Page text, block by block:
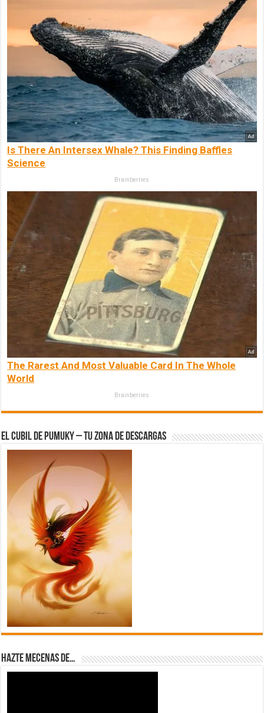
Is There An Intersex Whale? This Finding Baffles
Science
Brainberries
The Rarest And Most Valuable Card In The Whole
World
Brainberries
El Cubil de Pumuky – Tu zona de Descargas
Hazte Mecenas de…